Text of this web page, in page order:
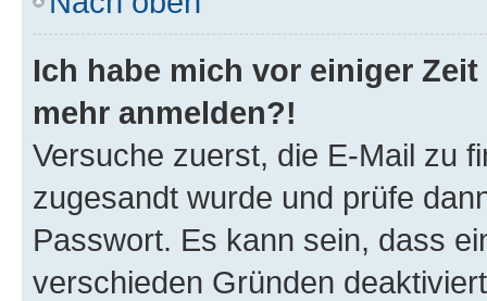
Ich habe mich vor einiger
mehr anmelden?!
Versuche zuerst, die E-Mail zu
zugesandt wurde und prüfe
Passwort. Es kann sein, dass
verschieden Gründen